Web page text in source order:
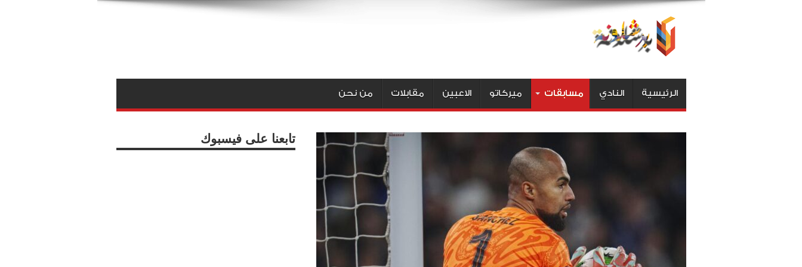
الرئيسية النادي مسابقات ميركاتو الاعبين مقابلات من نحن
تابعنا على فيسبوك